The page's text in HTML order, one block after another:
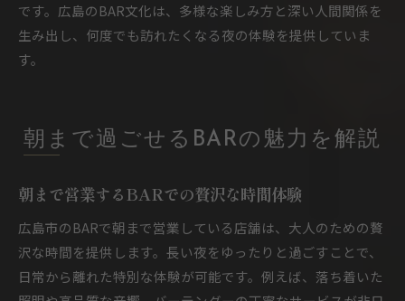
です。広島のBAR文化は、多様な楽しみ方と深い人間関係を
生み出し、何度でも訪れたくなる夜の体験を提供していま
す。
朝まで過ごせるBARの魅力を解説
朝まで営業するBARでの贅沢な時間体験
広島市のBARで朝まで営業している店舗は、大人のための贅
沢な時間を提供します。長い夜をゆったりと過ごすことで、
日常から離れた特別な体験が可能です。例えば、落ち着いた